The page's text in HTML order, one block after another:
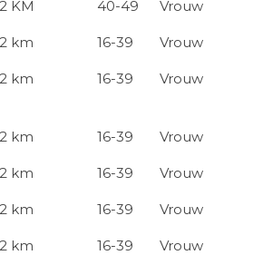
KM 40-49 Vrouw
km 16-39 Vrouw
km 16-39 Vrouw
km 16-39 Vrouw
km 16-39 Vrouw
km 16-39 Vrouw
km 16-39 Vrouw